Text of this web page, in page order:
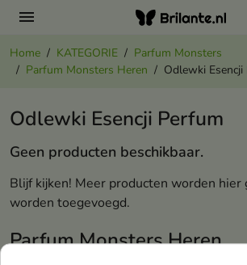
menu
Home KATEGORIE
Parfum Monsters
Parfum Monsters Heren
Odlewki Esencji
Parfum Monsters Heren
Odlewki Esencji Perfum
Geen producten beschikbaar.
Blijf kijken! Meer producten worden hier
worden toegevoegd.